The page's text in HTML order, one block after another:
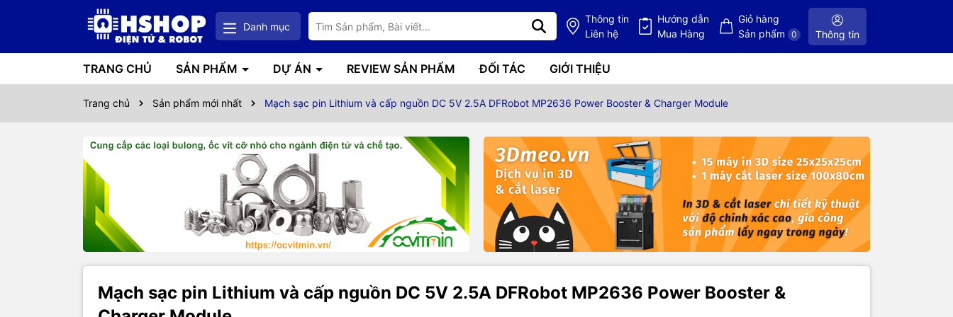
Danh mục
Thông tin
Liên hệ
Hướng dẫn
Mua Hàng
Giỏ hàng
Sản phẩm
0 Thông tin
TRANG CHỦ SẢN PHẨM DỰ ÁN REVIEW SẢN PHẨM ĐỐI TÁC GIỚI THIỆU
Trang chủ Sản phẩm mới nhất Mạch sạc pin Lithium và cấp nguồn DC 5V 2.5A DFRobot MP2636 Power Booster & Charger Module
Mạch sạc pin Lithium và cấp nguồn DC 5V 2.5A DFRobot MP2636 Power Booster &